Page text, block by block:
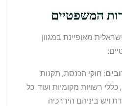
המשפטיים
מאופיינת במגוון
: חוקי הכנסת, תקנות
רשויות מקומיות ועוד. כל
ויש ביניהם היררכיה